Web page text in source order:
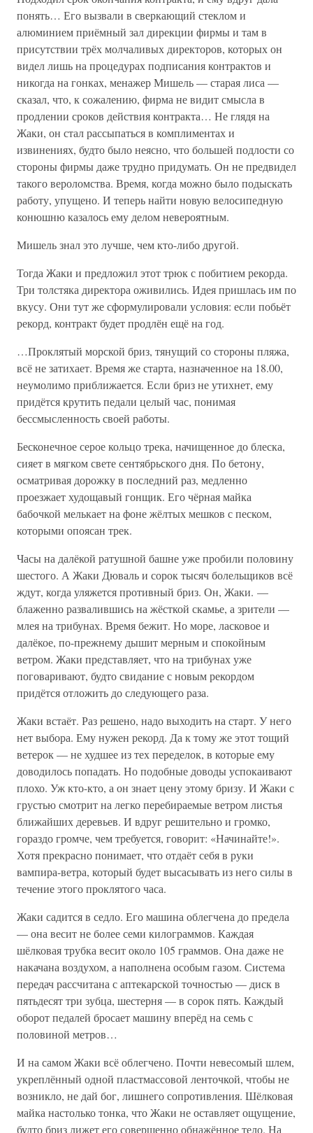
понять… Его вызвали в сверкающий стеклом и
алюминием приёмный зал дирекции фирмы и там в
присутствии трёх молчаливых директоров, которых он
видел лишь на процедурах подписания контрактов и
никогда на гонках, менажер Мишель — старая лиса —
сказал, что, к сожалению, фирма не видит смысла в
продлении сроков действия контракта… Не глядя на
Жаки, он стал рассыпаться в комплиментах и
извинениях, будто было неясно, что большей подлости со
стороны фирмы даже трудно придумать. Он не предвидел
такого вероломства. Время, когда можно было подыскать
работу, упущено. И теперь найти новую велосипедную
конюшню казалось ему делом невероятным.
Мишель знал это лучше, чем кто-либо другой.
Тогда Жаки и предложил этот трюк с побитием рекорда.
Три толстяка директора оживились. Идея пришлась им по
вкусу. Они тут же сформулировали условия: если побьёт
рекорд, контракт будет продлён ещё на год.
…Проклятый морской бриз, тянущий со стороны пляжа,
всё не затихает. Время же старта, назначенное на 18.00,
неумолимо приближается. Если бриз не утихнет, ему
придётся крутить педали целый час, понимая
бессмысленность своей работы.
Бесконечное серое кольцо трека, начищенное до блеска,
сияет в мягком свете сентябрьского дня. По бетону,
осматривая дорожку в последний раз, медленно
проезжает худощавый гонщик. Его чёрная майка
бабочкой мелькает на фоне жёлтых мешков с песком,
которыми опоясан трек.
Часы на далёкой ратушной башне уже пробили половину
шестого. А Жаки Дюваль и сорок тысяч болельщиков всё
ждут, когда уляжется противный бриз. Он, Жаки. —
блаженно развалившись на жёсткой скамье, а зрители —
млея на трибунах. Время бежит. Но море, ласковое и
далёкое, по-прежнему дышит мерным и спокойным
ветром. Жаки представляет, что на трибунах уже
поговаривают, будто свидание с новым рекордом
придётся отложить до следующего раза.
Жаки встаёт. Раз решено, надо выходить на старт. У него
нет выбора. Ему нужен рекорд. Да к тому же этот тощий
ветерок — не худшее из тех переделок, в которые ему
доводилось попадать. Но подобные доводы успокаивают
плохо. Уж кто-кто, а он знает цену этому бризу. И Жаки с
грустью смотрит на легко перебираемые ветром листья
ближайших деревьев. И вдруг решительно и громко,
гораздо громче, чем требуется, говорит: «Начинайте!».
Хотя прекрасно понимает, что отдаёт себя в руки
вампира-ветра, который будет высасывать из него силы в
течение этого проклятого часа.
Жаки садится в седло. Его машина облегчена до предела
— она весит не более семи килограммов. Каждая
шёлковая трубка весит около 105 граммов. Она даже не
накачана воздухом, а наполнена особым газом. Система
передач рассчитана с аптекарской точностью — диск в
пятьдесят три зубца, шестерня — в сорок пять. Каждый
оборот педалей бросает машину вперёд на семь с
половиной метров…
И на самом Жаки всё облегчено. Почти невесомый шлем,
укреплённый одной пластмассовой ленточкой, чтобы не
возникло, не дай бог, лишнего сопротивления. Шёлковая
майка настолько тонка, что Жаки не оставляет ощущение,
будто бриз лижет его совершенно обнажённое тело. На